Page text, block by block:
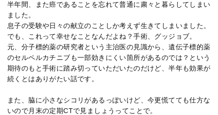
半年間、また癌であることを忘れて普通に粛々と暮らしてしまい
ました。
息子の受験や日々の献立のことしか考えず生きてしまいました。
でも、これって幸せなことなんだよね？手術、グッジョブ。
元、分子標的薬の研究者という主治医の見識から、遺伝子標的薬
のセルペルカチニブも一部効きにくい箇所があるのでは？という
期待のもと手術に踏み切っていただいたのだけど、半年も効果が
続くとはありがたい話です。
また、脇に小さなシコリがあるっぽいけど、今更慌てても仕方な
いので月末の定期CTで見ましょうってことで。